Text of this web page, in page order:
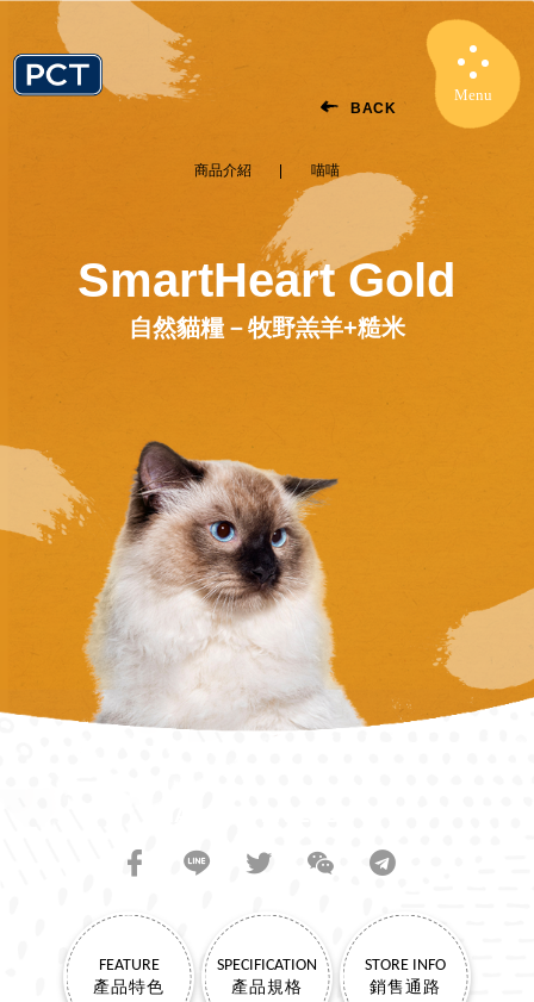
MenuClose
BACK
商品介紹 喵喵
SmartHeart Gold
自然貓糧－牧野羔羊+糙米
FEATURE
產品特色
SPECIFICATION
產品規格
STORE INFO
銷售通路